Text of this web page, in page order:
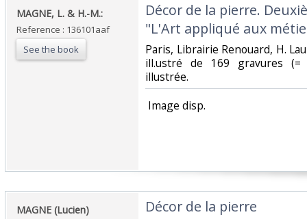
‎MAGNE, L. & H.-M.:‎
Reference : 136101aaf
See the book
‎Décor de la pierre.
"L'Art appliqué aux
‎Paris, Librairie Renouard, H.
ill.ustré de 169 gravures (=
illustrée.‎
‎ Image disp.‎
‎MAGNE (Lucien) ‎ ‎Décor de la pierre‎